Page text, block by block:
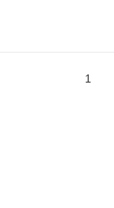
1